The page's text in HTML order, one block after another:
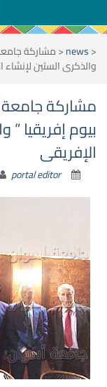
<
news
<مشاركة
والذكرى الستين لإنشاء
مشاركة جامعة
بيوم إفريقيا ”
الإفريقى
portal editor